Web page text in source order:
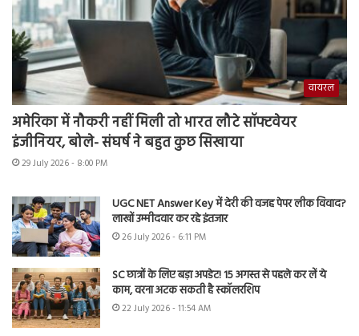
वायरल
अमेरिका में नौकरी नहीं मिली तो भारत लौटे सॉफ्टवेयर
इंजीनियर, बोले- संघर्ष ने बहुत कुछ सिखाया
29 July 2026 - 8:00 PM
UGC NET Answer Key में देरी की वजह पेपर लीक विवाद?
लाखों उम्मीदवार कर रहे इंतजार
26 July 2026 - 6:11 PM
SC छात्रों के लिए बड़ा अपडेट! 15 अगस्त से पहले कर लें ये
काम, वरना अटक सकती है स्कॉलरशिप
22 July 2026 - 11:54 AM